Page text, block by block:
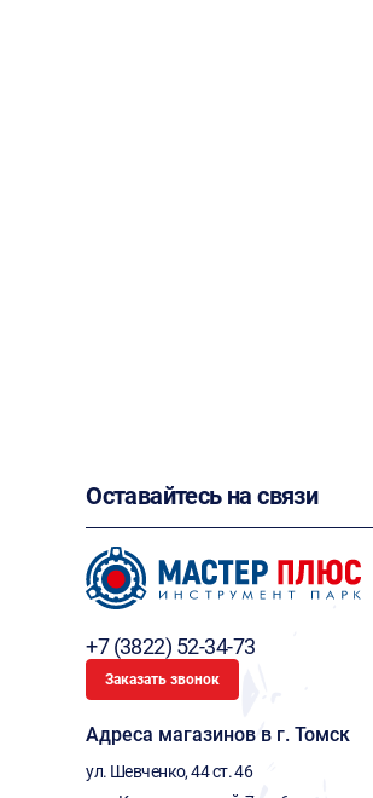
Оставайтесь на связи
+7 (3822) 52-34-73
Заказать звонок
Адреса магазинов в г. Томск
ул. Шевченко, 44 ст. 46